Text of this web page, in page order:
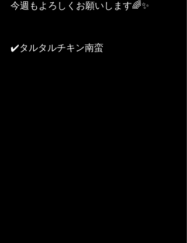
今週もよろしくお願いします🌈✨
✔️タルタルチキン南蛮